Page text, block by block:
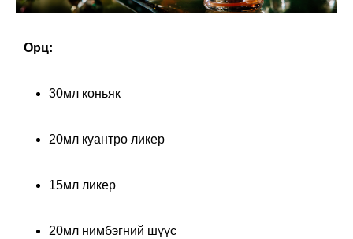
Орц:
30мл коньяк
20мл куантро ликер
15мл ликер
20мл нимбэгний шүүс